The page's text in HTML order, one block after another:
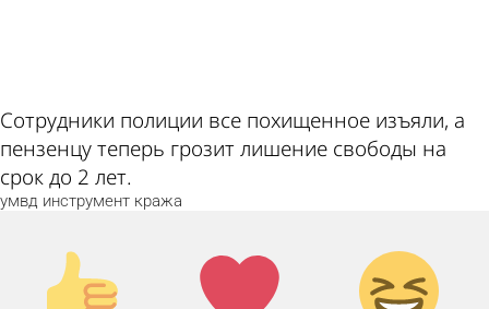
Сотрудники полиции все похищенное изъяли, а
пензенцу теперь грозит лишение свободы на
срок до 2 лет.
умвд инструмент кража
Палец
вверх!
Лайк!
Дикий
смех!